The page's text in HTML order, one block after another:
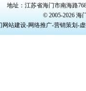
地址：江苏省海门市南海路
© 2005-2026
网站建设-网络推广-营销策划-